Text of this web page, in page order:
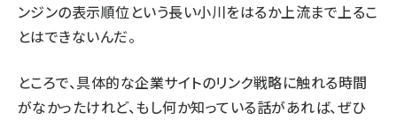
ンジンの表示順位という長い小川をはるか上流まで上るこ
とはできないんだ。
ところで、具体的な企業サイトのリンク戦略に触れる時間
がなかったけれど、もし何か知っている話があれば、ぜひ